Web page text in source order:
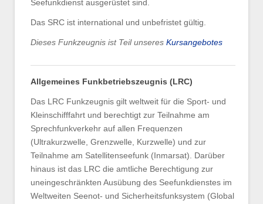
Seefunkdienst ausgerüstet sind.
Das SRC ist international und unbefristet gültig.
Dieses Funkzeugnis ist Teil unseresKursangebotes
Allgemeines Funkbetriebszeugnis (LRC)
Das LRC Funkzeugnis gilt weltweit für die Sport- und
Kleinschifffahrt und berechtigt zur Teilnahme am
Sprechfunkverkehr auf allen Frequenzen
(Ultrakurzwelle, Grenzwelle, Kurzwelle) und zur
Teilnahme am Satellitenseefunk (Inmarsat). Darüber
hinaus ist das LRC die amtliche Berechtigung zur
uneingeschränkten Ausübung des Seefunkdienstes im
Weltweiten Seenot- und Sicherheitsfunksystem (Global